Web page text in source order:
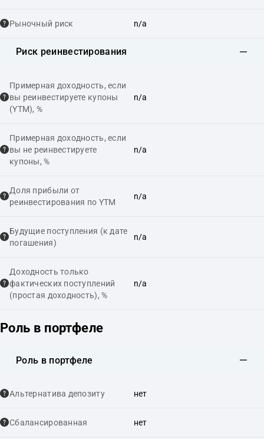
Рыночный риск n/a
Риск реинвестирования
Примерная доходность, если
вы реинвестируете купоны
(YTM), %
n/a
Примерная доходность, если
вы не реинвестируете
купоны, %
n/a
Доля прибыли от
реинвестирования по YTM
n/a
Будущие поступления (к дате
погашения)
n/a
Доходность только
фактических поступлений
(простая доходность), %
n/a
Роль в портфеле
Роль в портфеле
Альтернатива депозиту нет
Сбалансированная нет